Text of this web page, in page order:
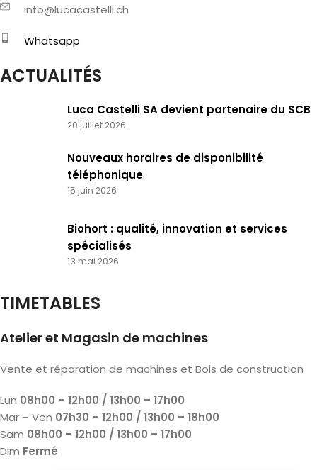
info@lucacastelli.ch
Whatsapp
ACTUALITÉS
Luca Castelli SA devient partenaire du SCB
20 juillet 2026
Nouveaux horaires de disponibilité
téléphonique
15 juin 2026
Biohort : qualité, innovation et services
spécialisés
13 mai 2026
TIMETABLES
Atelier et Magasin de machines
Vente et réparation de machines et Bois de construction
Lun 08h00 – 12h00 / 13h00 – 17h00
Mar – Ven 07h30 – 12h00 / 13h00 – 18h00
Sam 08h00 – 12h00 / 13h00 – 17h00
Dim Fermé